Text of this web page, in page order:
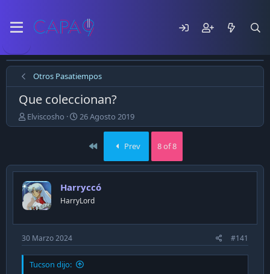
Otros Pasatiempos
Que coleccionan?
E
m
ó
e
l
t
e
m
a
Elviscosho
F
e
d
p
u
l
c
a
c
26 Agosto 2019
First Prev 8 of 8
Harryccó
HarryLord
30 Marzo 2024 #141
Tucson dijo: